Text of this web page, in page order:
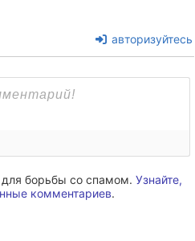
авторизуйтесь
для борьбы со спамом. Узнайте,
комментариев.